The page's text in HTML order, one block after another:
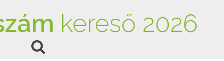
kereső 2026